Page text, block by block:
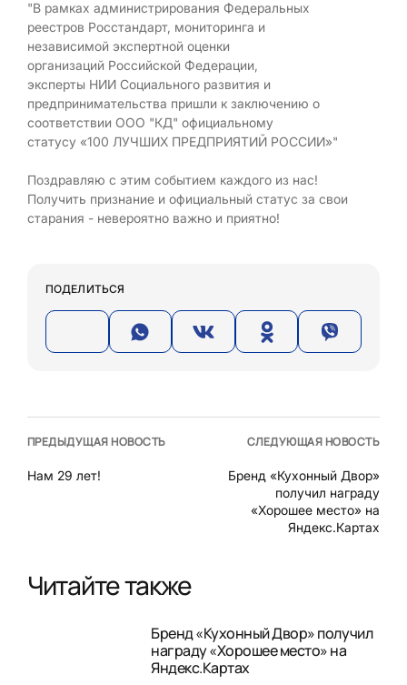
"В рамках администрирования Федеральных
реестров Росстандарт, мониторинга и
независимой экспертной оценки
организаций Российской Федерации,
эксперты НИИ Социального развития и
предпринимательства пришли к заключению о
соответствии ООО "КД" официальному
статусу «100 ЛУЧШИХ ПРЕДПРИЯТИЙ РОССИИ»"
Поздравляю с этим событием каждого из нас!
Получить признание и официальный статус за свои
старания - невероятно важно и приятно!
ПОДЕЛИТЬСЯ
ПРЕДЫДУЩАЯ НОВОСТЬ
Нам 29 лет!
СЛЕДУЮЩАЯ НОВОСТЬ
Бренд «Кухонный Двор»
получил награду
«Хорошее место» на
Яндекс.Картах
Читайте также
Бренд «Кухонный Двор» получил
награду «Хорошее место» на
Яндекс.Картах